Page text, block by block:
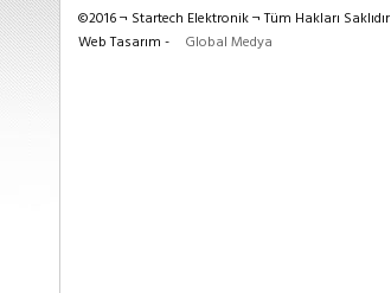
©2016 ¬ Startech Elektronik ¬ Tüm Hakları Saklıdır
Web Tasarım -
Global Medya